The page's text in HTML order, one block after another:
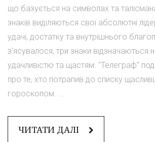
що базується на символах та
знаків виділяються свої абсолютні
удачі, достатку та внутрішнього
з'ясувалося, три знаки відзначаються
удачливістю та щастям. "Телеграф"
про те, хто потрапив до списку
гороскопом. ...
ЧИТАТИ ДАЛІ